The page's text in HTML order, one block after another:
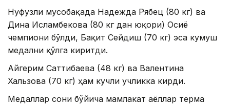
Нуфузли мусобақада Надежда Рябец (80 кг) ва
Дина Исламбекова (80 кг дан юқори) Осиё
чемпиони бўлди, Бақит Сейдиш (70 кг) эса кумуш
медални қўлга киритди.
Айгерим Саттибаева (48 кг) ва Валентина
Хальзова (70 кг) ҳам кучли учликка кирди.
Медаллар сони бўйича мамлакат аёллар терма